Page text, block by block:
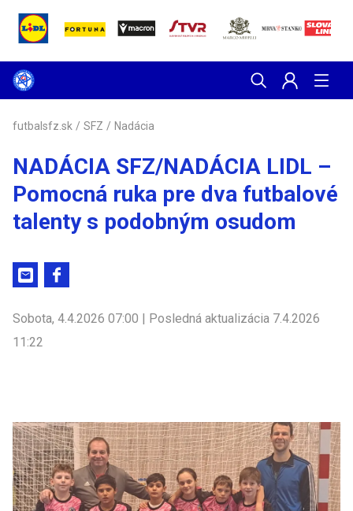
futbalsfz.sk / SFZ / Nadácia
NADÁCIA SFZ/NADÁCIA LIDL –
Pomocná ruka pre dva futbalové
talenty s podobným osudom
Sobota, 4.4.2026 07:00 | Posledná aktualizácia 7.4.2026
11:22